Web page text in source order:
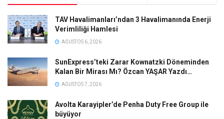
TAV Havalimanları’ndan 3 Havalimanında Enerji
Verimliliği Hamlesi
AĞUSTOS 6, 2026
SunExpress’teki Zarar Kownatzki Döneminden
Kalan Bir Mirası Mı? Özcan YAŞAR Yazdı…
AĞUSTOS 7, 2026
Avolta Karayipler’de Penha Duty Free Group ile
büyüyor